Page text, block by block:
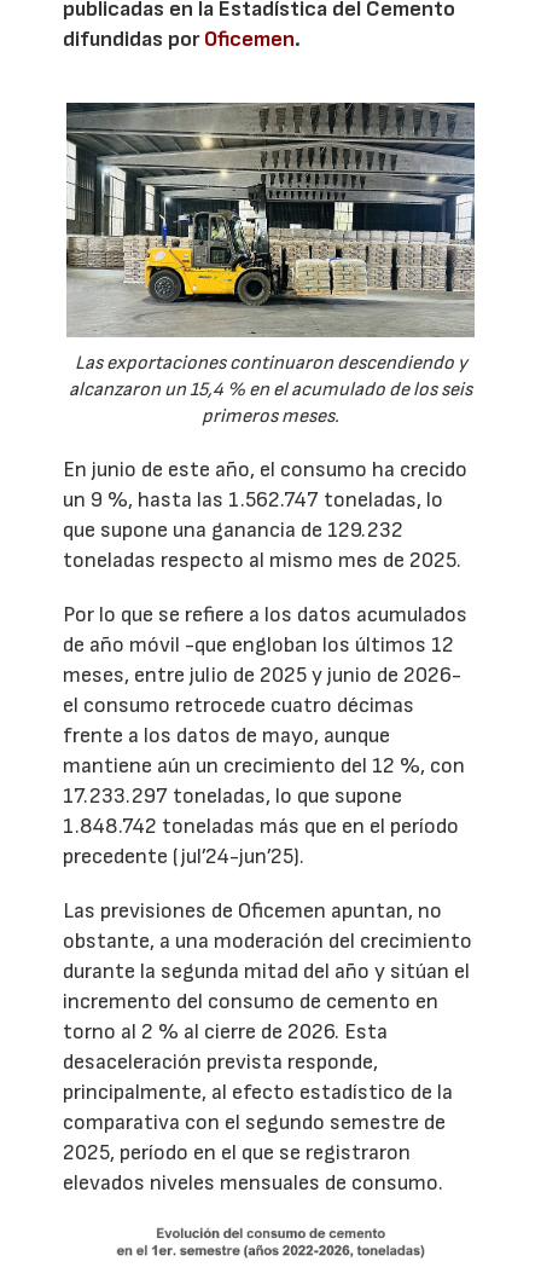
publicadas en la Estadística del Cemento
difundidas porOficemen.
Las exportaciones continuaron descendiendo y
alcanzaron un 15,4 % en el acumulado de los seis
primeros meses.
En junio de este año, el consumo ha crecido
un 9 %, hasta las 1.562.747 toneladas, lo
que supone una ganancia de 129.232
toneladas respecto al mismo mes de 2025.
Por lo que se refiere a los datos acumulados
de año móvil -que engloban los últimos 12
meses, entre julio de 2025 y junio de 2026-
el consumo retrocede cuatro décimas
frente a los datos de mayo, aunque
mantiene aún un crecimiento del 12 %, con
17.233.297 toneladas, lo que supone
1.848.742 toneladas más que en el período
precedente (jul’24-jun’25).
Las previsiones de Oficemen apuntan, no
obstante, a una moderación del crecimiento
durante la segunda mitad del año y sitúan el
incremento del consumo de cemento en
torno al 2 % al cierre de 2026. Esta
desaceleración prevista responde,
principalmente, al efecto estadístico de la
comparativa con el segundo semestre de
2025, período en el que se registraron
elevados niveles mensuales de consumo.